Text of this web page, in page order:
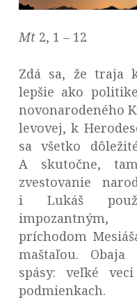
Mt2, 1 – 12
Zdá sa, že traja
lepšie ako
novonarodeného
levovej, k
sa všetko
A skutočne,
zvestovanie
i Lukáš
príchodom
maštaľou.
spásy: veľké
podmienkach.